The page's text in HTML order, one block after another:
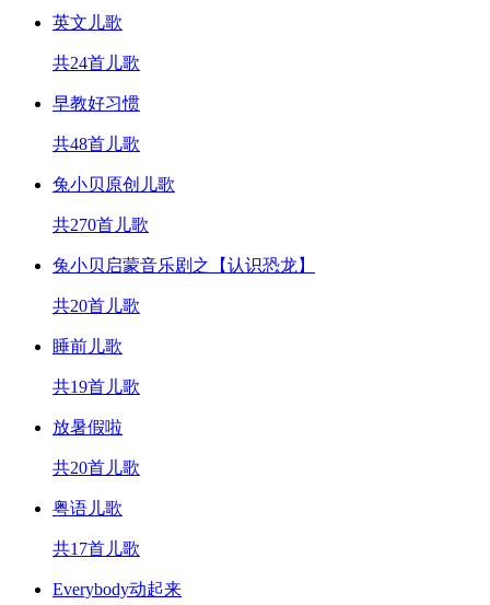
英文儿歌
共24首儿歌
早教好习惯
共48首儿歌
兔小贝原创儿歌
共270首儿歌
兔小贝启蒙音乐剧之【认识恐龙】
共20首儿歌
睡前儿歌
共19首儿歌
放暑假啦
共20首儿歌
粤语儿歌
共17首儿歌
Everybody动起来